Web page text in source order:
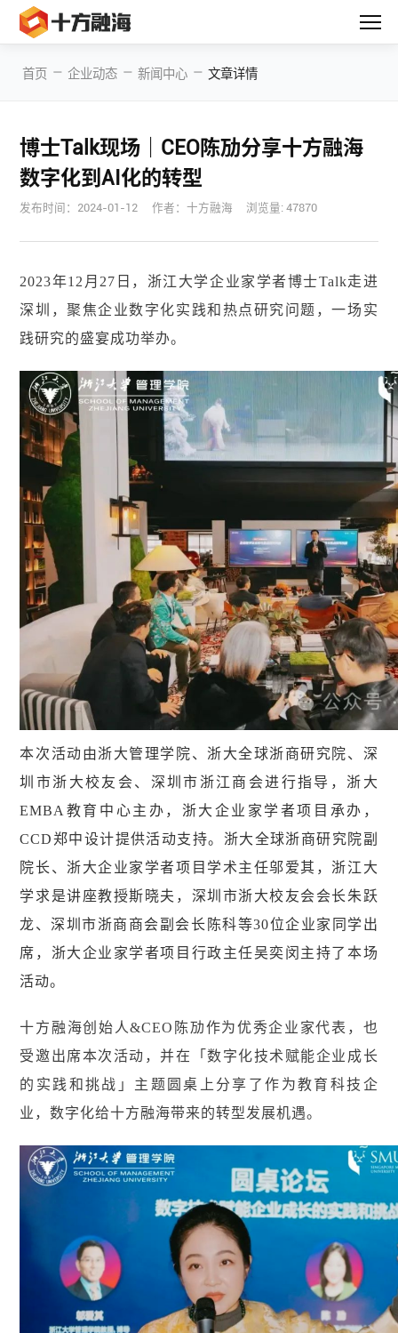
首页 — 企业动态 — 新闻中心 — 文章详情
博士Talk现场｜CEO陈劢分享十方融海
数字化到AI化的转型
发布时间： 2024-01-12 作者：十方融海 浏览量: 47870
2023年12月27日，浙江大学企业家学者博士Talk走进
深圳，聚焦企业数字化实践和热点研究问题，一场实
践研究的盛宴成功举办。
本次活动由浙大管理学院、浙大全球浙商研究院、深
圳市浙大校友会、深圳市浙江商会进行指导，浙大
EMBA教育中心主办，浙大企业家学者项目承办，
CCD郑中设计提供活动支持。浙大全球浙商研究院副
院长、浙大企业家学者项目学术主任邬爱其，浙江大
学求是讲座教授斯晓夫，深圳市浙大校友会会长朱跃
龙、深圳市浙商商会副会长陈科等30位企业家同学出
席，浙大企业家学者项目行政主任吴奕闵主持了本场
活动。
十方融海创始人&CEO陈劢作为优秀企业家代表，也
受邀出席本次活动，并在「数字化技术赋能企业成长
的实践和挑战」主题圆桌上分享了作为教育科技企
业，数字化给十方融海带来的转型发展机遇。